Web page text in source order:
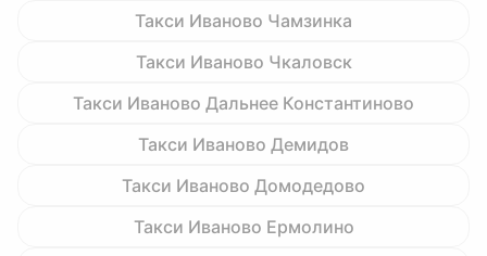
Такси Иваново Чамзинка
Такси Иваново Чкаловск
Такси Иваново Дальнее Константиново
Такси Иваново Демидов
Такси Иваново Домодедово
Такси Иваново Ермолино